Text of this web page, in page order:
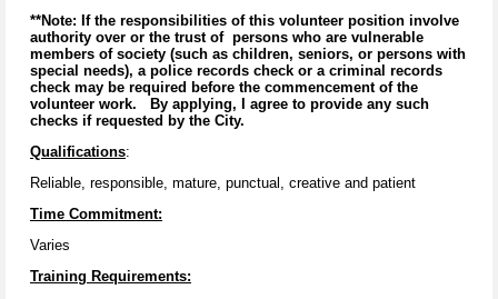
**Note: If the responsibilities of this volunteer position involve
authority over or the trust of persons who are vulnerable
members of society (such as children, seniors, or persons with
special needs), a police records check or a criminal records
check may be required before the commencement of the
volunteer work. By applying, I agree to provide any such
checks if requested by the City.
Qualifications:
Reliable, responsible, mature, punctual, creative and patient
Time Commitment:
Varies
Training Requirements: